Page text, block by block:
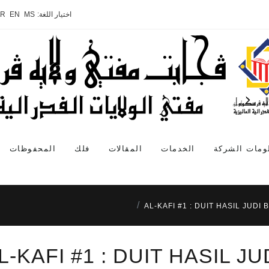
اختيار اللغة: MS
EN
الشركة الخدمات المقالات فلك المحفوظات
AL-KAFI #1 : DUIT HASIL JUDI
KAFI #1 : DUIT HASIL